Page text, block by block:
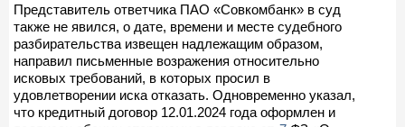
Представитель ответчика ПАО «Совкомбанк» в суд
также не явился, о дате, времени и месте судебного
разбирательства извещен надлежащим образом,
направил письменные возражения относительно
исковых требований, в которых просил в
удовлетворении иска отказать. Одновременно указал,
что кредитный договор 12.01.2024 года оформлен и